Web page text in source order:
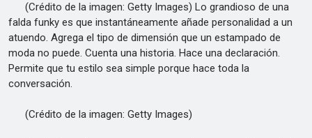
(Crédito de la imagen: Getty Images) Lo grandioso de una
falda funky es que instantáneamente añade personalidad a un
atuendo. Agrega el tipo de dimensión que un estampado de
moda no puede. Cuenta una historia. Hace una declaración.
Permite que tu estilo sea simple porque hace toda la
conversación.
(Crédito de la imagen: Getty Images)